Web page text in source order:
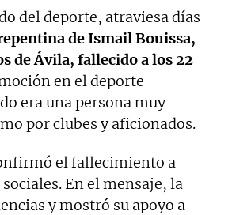
del deporte, atraviesa días
de Ismail Bouissa,
de Ávila, fallecido a los 22
en el deporte
era una persona muy
por clubes y aficionados.
el fallecimiento a
En el mensaje, la
y mostró su apoyo a